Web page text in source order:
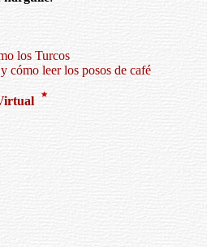
los Turcos
cómo leer los posos de café